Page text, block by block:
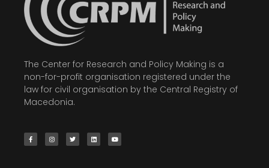
The Center for Research and Policy Making is a
non-for-profit organisation registered under the
law for civil organisation by the Central Registry of
Macedonia.